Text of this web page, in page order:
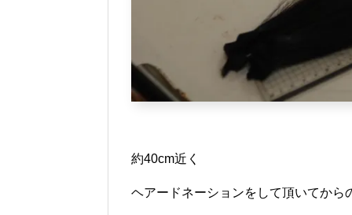
約40cm近く
ヘアードネーションをして頂いてから